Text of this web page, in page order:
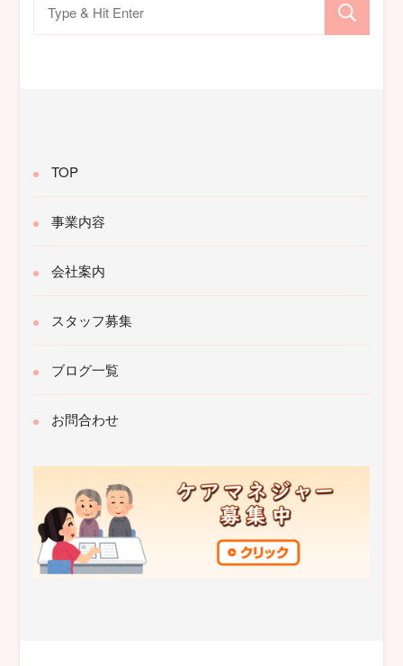
TOP
事業内容
会社案内
スタッフ募集
ブログ一覧
お問合わせ